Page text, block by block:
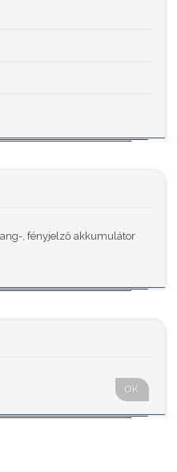
, fényjelző akkumulátor
OK